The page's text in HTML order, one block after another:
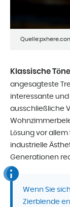
Klassische
angesagteste
interessante
ausschließliche
Lösung vor
industrielle
Generationen
Wenn Sie
Zierblende